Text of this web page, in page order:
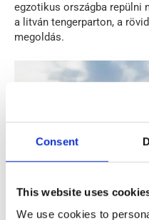
Consent
This website uses
We use cookies to
egzotikus országba repülni
a litván tengerparton, a
megoldás.